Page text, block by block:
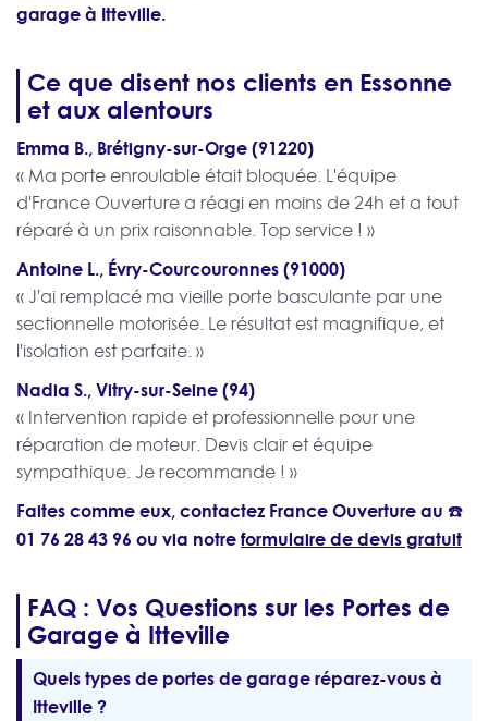
garage à Itteville.
Ce que disent nos clients en Essonne
et aux alentours
Emma B., Brétigny-sur-Orge (91220)
« Ma porte enroulable était bloquée. L'équipe
d'France Ouverture a réagi en moins de 24h et a tout
réparé à un prix raisonnable. Top service ! »
Antoine L., Évry-Courcouronnes (91000)
« J'ai remplacé ma vieille porte basculante par une
sectionnelle motorisée. Le résultat est magnifique, et
l'isolation est parfaite. »
Nadia S., Vitry-sur-Seine (94)
« Intervention rapide et professionnelle pour une
réparation de moteur. Devis clair et équipe
sympathique. Je recommande ! »
Faites comme eux, contactez France Ouverture au ☎️
01 76 28 43 96 ou via notreformulaire de devis gratuit
FAQ : Vos Questions sur les Portes de
Garage à Itteville
Quels types de portes de garage réparez-vous à
Itteville ?